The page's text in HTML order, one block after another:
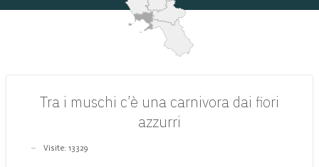
Tra i muschi c’è una carnivora dai fiori
azzurri
Visite: 13329